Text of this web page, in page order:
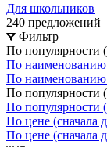
Для школьников
240 предложений
Фильтр
По популярности
По
По
По популярности
По популярности
По цене (сначала
По цене (сначала